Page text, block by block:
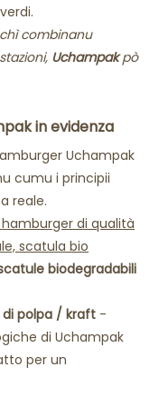
combinanu
Uchampak pò
in evidenza
Uchampak
cumu i principii
reale.
di qualità
scatula bio
biodegradabili
polpa / kraft -
di Uchampak
per un